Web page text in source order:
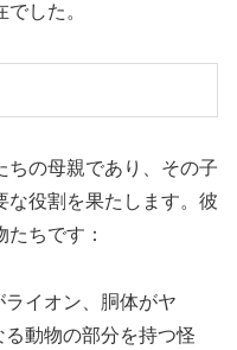
した。
ちの母親であり、その子
な役割を果たします。彼
ちです：
ライオン、胴体がヤ
動物の部分を持つ怪